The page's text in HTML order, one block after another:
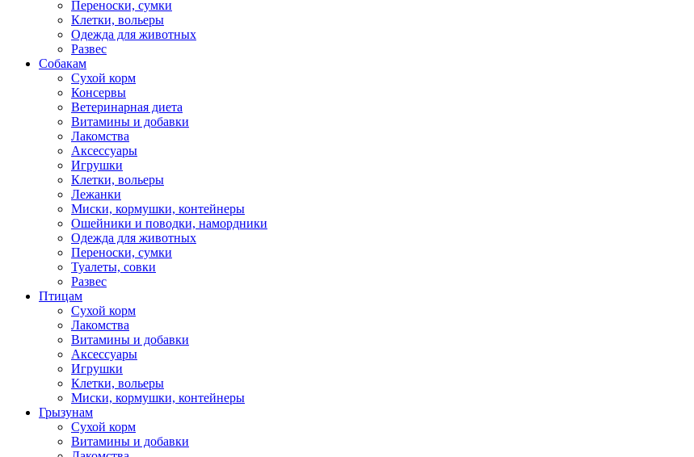
Переноски, сумки
Клетки, вольеры
Одежда для животных
Развес
Собакам
Сухой корм
Консервы
Ветеринарная диета
Витамины и добавки
Лакомства
Аксессуары
Игрушки
Клетки, вольеры
Лежанки
Миски, кормушки, контейнеры
Ошейники и поводки, намордники
Одежда для животных
Переноски, сумки
Туалеты, совки
Развес
Птицам
Сухой корм
Лакомства
Витамины и добавки
Аксессуары
Игрушки
Клетки, вольеры
Миски, кормушки, контейнеры
Грызунам
Сухой корм
Витамины и добавки